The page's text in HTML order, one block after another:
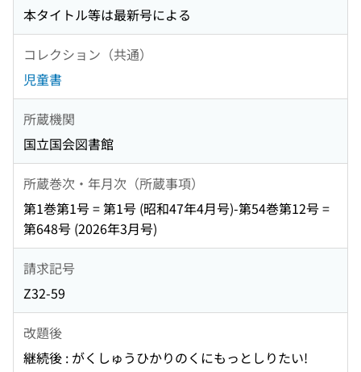
本タイトル等は最新号による
コレクション（共通）
児童書
所蔵機関
国立国会図書館
所蔵巻次・年月次（所蔵事項）
第1巻第1号 = 第1号 (昭和47年4月号)-第54巻第12号 =
第648号 (2026年3月号)
請求記号
Z32-59
改題後
継続後 : がくしゅうひかりのくにもっとしりたい!